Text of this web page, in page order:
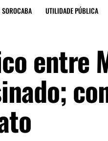
SOROCABA UTILIDADE PÚBLICA
entre